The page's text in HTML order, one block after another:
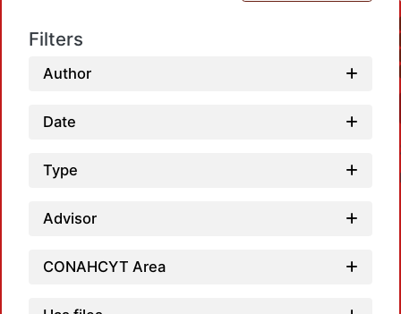
Filters
Author
Date
Type
Advisor
CONAHCYT Area